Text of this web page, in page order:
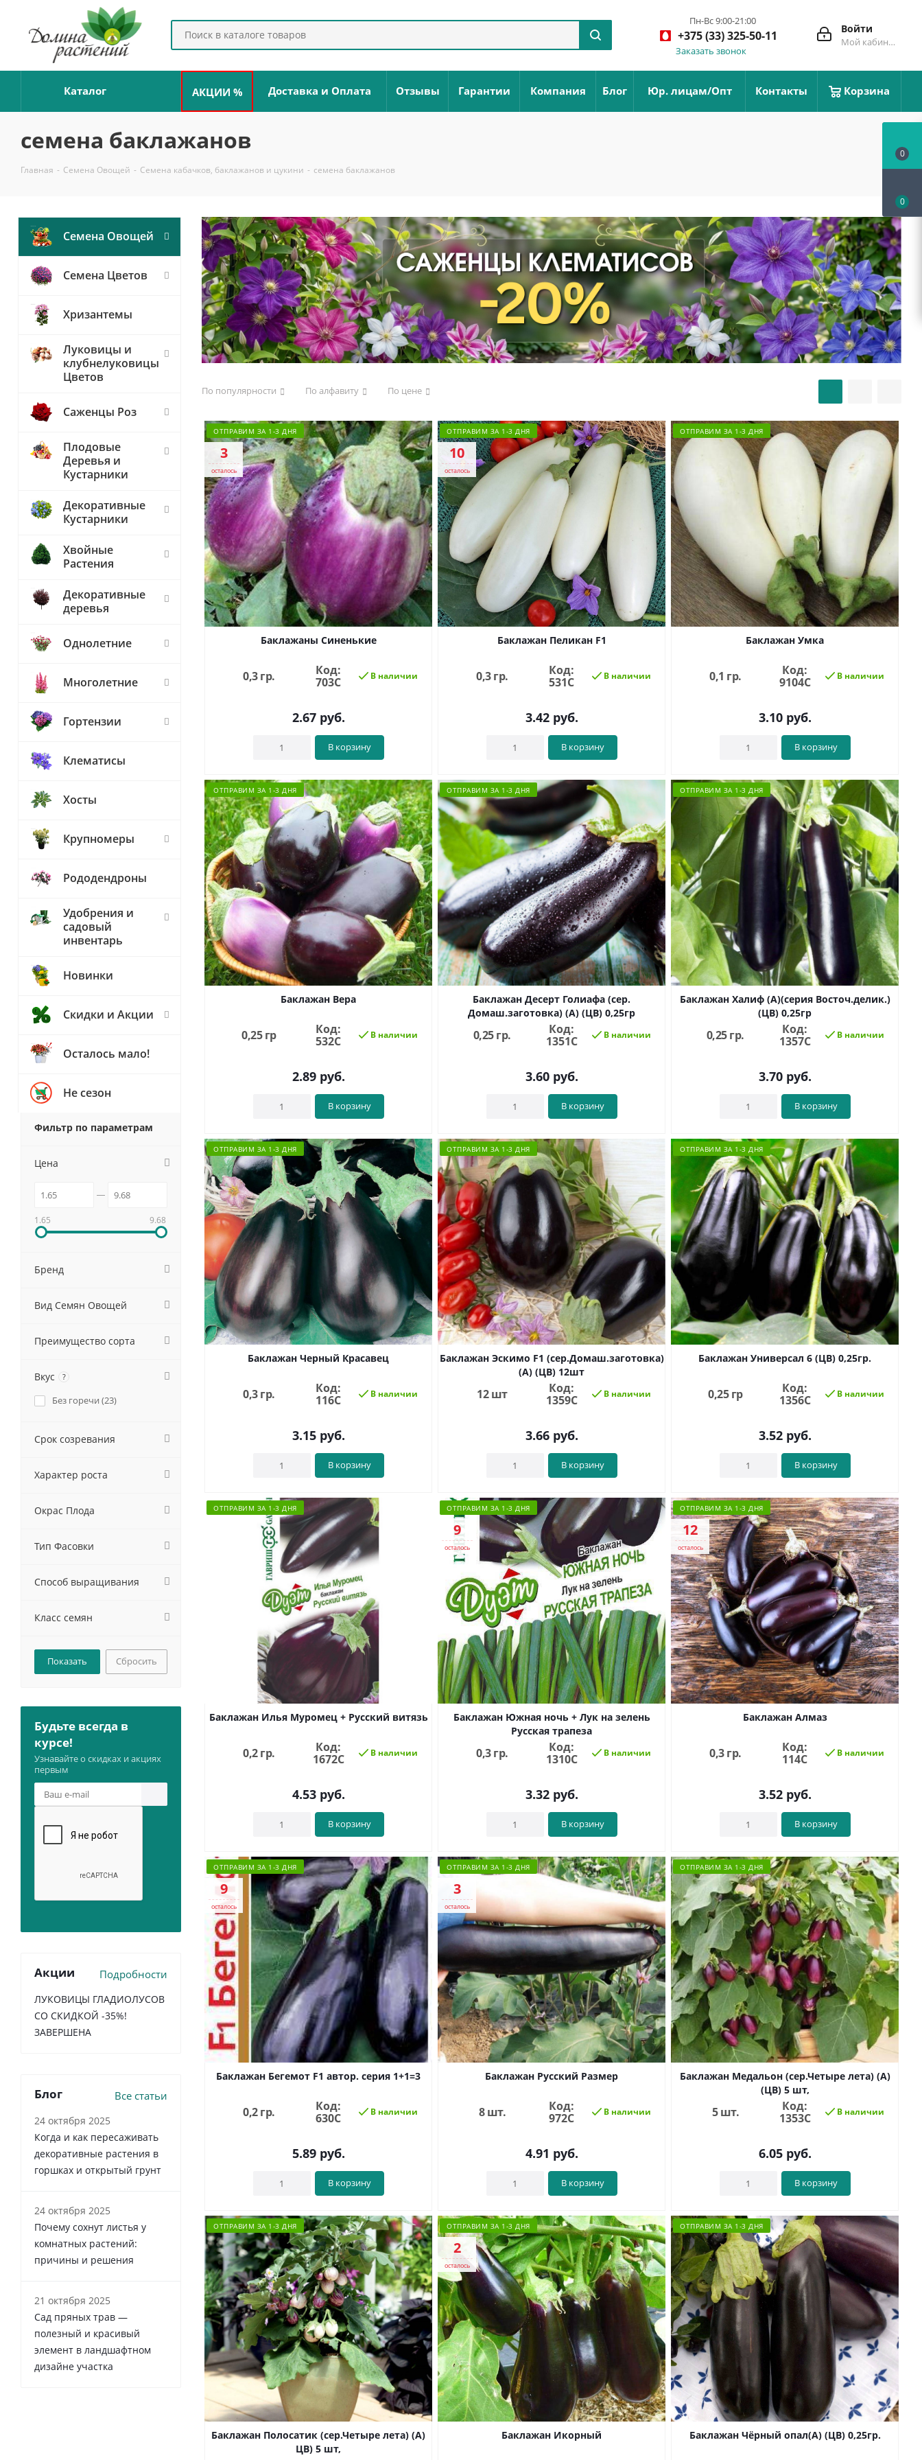
Войти
Мой кабинет
Пн-Вс 9:00-21:00
+375 (33) 325-50-11
Заказать звонок
Каталог АКЦИИ % Доставка и Оплата Отзывы Гарантии Компания Блог Юр. лицам/Опт Контакты Корзина
семена баклажанов
Главная - Семена Овощей - Семена кабачков, баклажанов и цукини - семена баклажанов
По популярности По алфавиту По цене
ОТПРАВИМ ЗА 1-3 ДНЯ
3
осталось
Баклажаны Синенькие
0,3 гр.
Код:
703С
В наличии
2.67руб.
В корзину
ОТПРАВИМ ЗА 1-3 ДНЯ
10
осталось
Баклажан Пеликан F1
0,3 гр.
Код:
531С
В наличии
3.42руб.
В корзину
ОТПРАВИМ ЗА 1-3 ДНЯ
Баклажан Умка
0,1 гр.
Код:
9104С
В наличии
3.10руб.
В корзину
ОТПРАВИМ ЗА 1-3 ДНЯ
Баклажан Вера
0,25 гр
Код:
532С
В наличии
2.89руб.
В корзину
ОТПРАВИМ ЗА 1-3 ДНЯ
Баклажан Десерт Голиафа (сер.
Домаш.заготовка) (А) (ЦВ) 0,25гр
0,25 гр.
Код:
1351C
В наличии
3.60руб.
В корзину
ОТПРАВИМ ЗА 1-3 ДНЯ
Баклажан Халиф (А)(серия Восточ.делик.)
(ЦВ) 0,25гр
0,25 гр.
Код:
1357C
В наличии
3.70руб.
В корзину
ОТПРАВИМ ЗА 1-3 ДНЯ
Баклажан Черный Красавец
0,3 гр.
Код:
116С
В наличии
3.15руб.
В корзину
ОТПРАВИМ ЗА 1-3 ДНЯ
Баклажан Эскимо F1 (сер.Домаш.заготовка)
(А) (ЦВ) 12шт
12 шт
Код:
1359C
В наличии
3.66руб.
В корзину
ОТПРАВИМ ЗА 1-3 ДНЯ
Баклажан Универсал 6 (ЦВ) 0,25гр.
0,25 гр
Код:
1356C
В наличии
3.52руб.
В корзину
ОТПРАВИМ ЗА 1-3 ДНЯ
Баклажан Илья Муромец + Русский витязь
0,2 гр.
Код:
1672С
В наличии
4.53руб.
В корзину
ОТПРАВИМ ЗА 1-3 ДНЯ
9
осталось
Баклажан Южная ночь + Лук на зелень
Русская трапеза
0,3 гр.
Код:
1310С
В наличии
3.32руб.
В корзину
ОТПРАВИМ ЗА 1-3 ДНЯ
12
осталось
Баклажан Алмаз
0,3 гр.
Код:
114С
В наличии
3.52руб.
В корзину
ОТПРАВИМ ЗА 1-3 ДНЯ
9
осталось
Баклажан Бегемот F1 автор. серия 1+1=3
0,2 гр.
Код:
630С
В наличии
5.89руб.
В корзину
ОТПРАВИМ ЗА 1-3 ДНЯ
3
осталось
Баклажан Русский Размер
8 шт.
Код:
972С
В наличии
4.91 руб.
В корзину
ОТПРАВИМ ЗА 1-3 ДНЯ
Баклажан Медальон (сер.Четыре лета) (А)
(ЦВ) 5 шт,
5 шт.
Код:
1353C
В наличии
6.05руб.
В корзину
ОТПРАВИМ ЗА 1-3 ДНЯ
Баклажан Полосатик (сер.Четыре лета) (А)
ЦВ) 5 шт,
ОТПРАВИМ ЗА 1-3 ДНЯ
2
осталось
Баклажан Икорный
ОТПРАВИМ ЗА 1-3 ДНЯ
Баклажан Чёрный опал(А) (ЦВ) 0,25гр.
Семена Овощей
Семена Цветов
Хризантемы
Луковицы и
клубнелуковицы
Цветов
Саженцы Роз
Плодовые
Деревья и
Кустарники
Декоративные
Кустарники
Хвойные
Растения
Декоративные
деревья
Однолетние
Многолетние
Гортензии
Клематисы
Хосты
Крупномеры
Рододендроны
Удобрения и
садовый
инвентарь
Новинки
Скидки и Акции
Осталось мало!
Не сезон
Фильтр по параметрам
Цена
1.65 9.68
Бренд
Вид Семян Овощей
Преимущество сорта
Вкус ?
Без горечи (23)
Срок созревания
Характер роста
Окрас Плода
Тип Фасовки
Способ выращивания
Класс семян
Сбросить
Будьте всегда в
курсе!
Узнавайте о скидках и акциях
первым
Акции Подробности
ЛУКОВИЦЫ ГЛАДИОЛУСОВ
СО СКИДКОЙ -35%!
ЗАВЕРШЕНА
Блог Все статьи
24 октября 2025
Когда и как пересаживать
декоративные растения в
горшках и открытый грунт
24 октября 2025
Почему сохнут листья у
комнатных растений:
причины и решения
21 октября 2025
Сад пряных трав —
полезный и красивый
элемент в ландшафтном
дизайне участка
0
0